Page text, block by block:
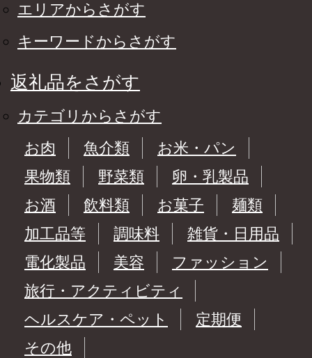
エリアからさがす
キーワードからさがす
返礼品をさがす
カテゴリからさがす
お肉
魚介類
お米・パン
果物類
野菜類
卵・乳製品
お酒
飲料類 お菓子
麺類
加工品等
調味料
雑貨・日用品
電化製品
美容
ファッション
旅行・アクティビティ
ヘルスケア・ペット
定期便
その他